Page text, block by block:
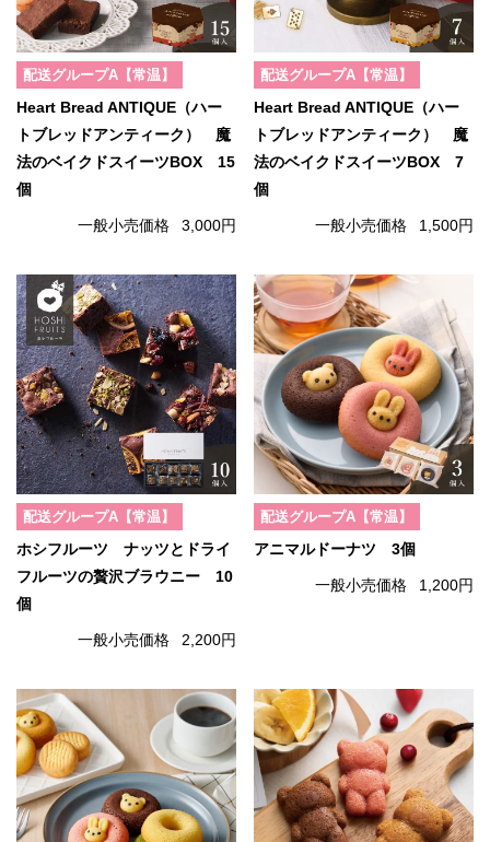
配送グループA【常温】
Heart Bread ANTIQUE（ハー
トブレッドアンティーク） 魔
法のベイクドスイーツBOX 15
個
一般小売価格 3,000円
配送グループA【常温】
Heart Bread ANTIQUE（ハー
トブレッドアンティーク） 魔
法のベイクドスイーツBOX 7
個
一般小売価格 1,500円
配送グループA【常温】
ホシフルーツ ナッツとドライ
フルーツの贅沢ブラウニー 10
個
一般小売価格 2,200円
配送グループA【常温】
アニマルドーナツ 3個
一般小売価格 1,200円